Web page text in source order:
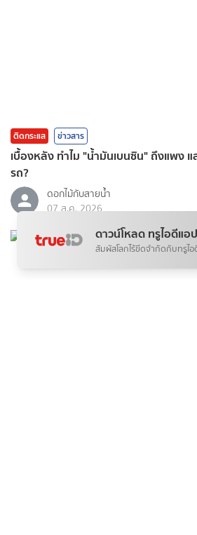
ติดกระแส ข่าวสาร
เบื้องหลัง ทำไม "น้ำมันเบนซิน" ถึงแพง
รถ?
ดอกไม้กับสายน้ำ
07 ส.ค. 2026
ดาวน์โหลด ทรูไอดีแอป
สัมผัสโลกไร้ขีดจำกัดกับทรูไอ